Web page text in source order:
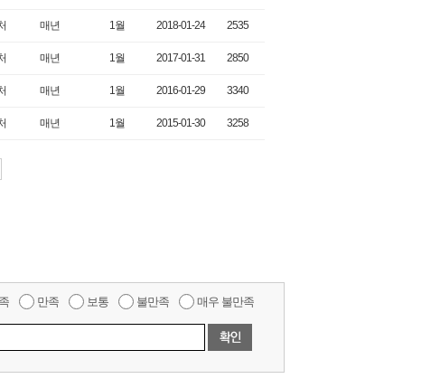
매년 1월 2018-01-24 2535
매년 1월 2017-01-31 2850
매년 1월 2016-01-29 3340
매년 1월 2015-01-30 3258
만족 보통 불만족 매우 불만족